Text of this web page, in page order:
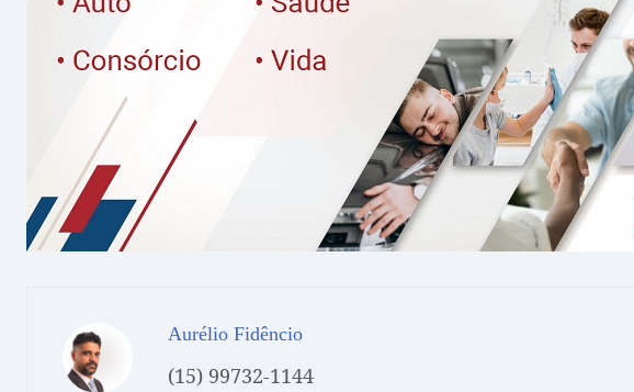
Aurélio Fidêncio
(15) 99732-1144